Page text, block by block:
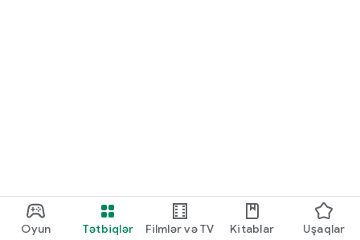
Oyun Tətbiqlər Filmlər və TV Kitablar Uşaqlar